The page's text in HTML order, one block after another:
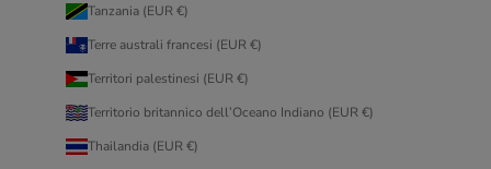
Tanzania (EUR €)
Terre australi francesi (EUR €)
Territori palestinesi (EUR €)
Territorio britannico dell’Oceano Indiano (EUR €)
Thailandia (EUR €)